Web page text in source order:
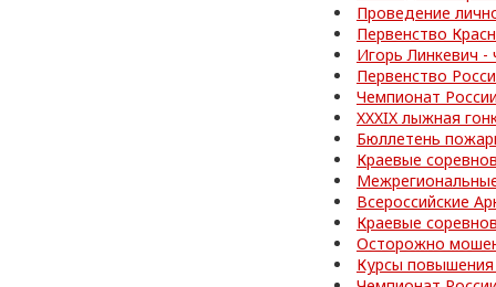
Проведение
Первенство
Игорь Линкевич
Первенство
Чемпионат
XXXIX лыжная
Бюллетень
Краевые
Всероссийские
Краевые
Осторожно
Курсы